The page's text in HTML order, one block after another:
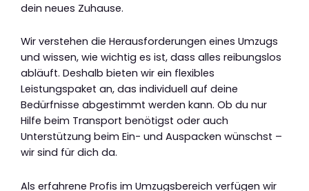
dein neues Zuhause.
Wir verstehen die Herausforderungen eines Umzugs
und wissen, wie wichtig es ist, dass alles reibungslos
abläuft. Deshalb bieten wir ein flexibles
Leistungspaket an, das individuell auf deine
Bedürfnisse abgestimmt werden kann. Ob du nur
Hilfe beim Transport benötigst oder auch
Unterstützung beim Ein- und Auspacken wünschst –
wir sind für dich da.
Als erfahrene Profis im Umzugsbereich verfügen wir